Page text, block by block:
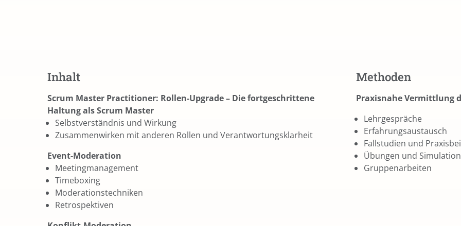
Inhalt
Scrum Master Practitioner: Rollen-Upgrade – Die fortgeschrittene
Haltung als Scrum Master
Selbstverständnis und Wirkung
Zusammenwirken mit anderen Rollen und Verantwortungsklarheit
Event-Moderation
Meetingmanagement
Timeboxing
Moderationstechniken
Retrospektiven
Methoden
Praxisnahe Vermittlung
Lehrgespräche
Erfahrungsaustausch
Fallstudien und
Übungen und
Gruppenarbeiten